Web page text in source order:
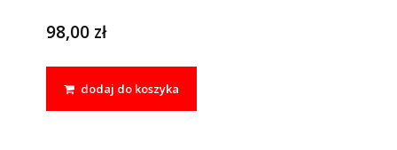
98,00 zł
dodaj do koszyka